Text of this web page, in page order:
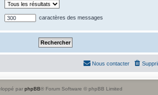
caractères des messages
Nous contacter
par phpBB® Forum Software © phpBB Limited